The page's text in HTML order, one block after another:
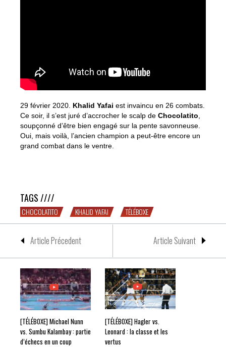
29 février 2020. Khalid Yafai est invaincu en 26 combats.
Ce soir, il s’est juré d’accrocher le scalp de Chocolatito
soupçonné d’être bien engagé sur la pente savonneuse.
Oui, mais voilà, l’ancien champion a peut-être encore un
grand combat dans le ventre.
TAGS ////
CHOCOLATITO KHALID YAFAI TÉLÉBOXE
Article Précedent Article Suivant
[TÉLÉBOXE] Michael Nunn
vs. Sumbu Kalambay : partie
d’échecs en un coup
[TÉLÉBOXE] Hagler vs.
Leonard : la classe et les
vertus